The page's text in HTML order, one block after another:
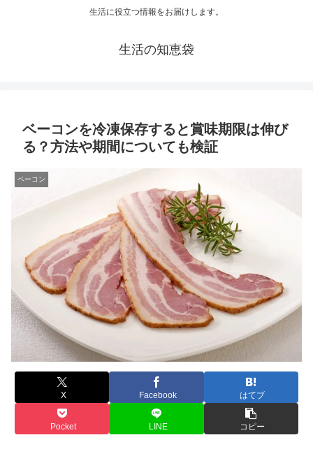
生活に役立つ情報をお届けします。
生活の知恵袋
ベーコンを冷凍保存すると賞味期限は伸び
る？方法や期間についても検証
ベーコン
X Facebook はてブ
Pocket LINE コピー